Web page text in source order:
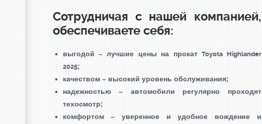
Сотрудничая с нашей компанией,
обеспечиваете себя:
выгодой – лучшие цены на прокатToyota Highlander
2025;
качеством – высокий уровень обслуживания;
надежностью – автомобили регулярно проходят
техосмотр;
комфортом – уверенное и удобное вождение и